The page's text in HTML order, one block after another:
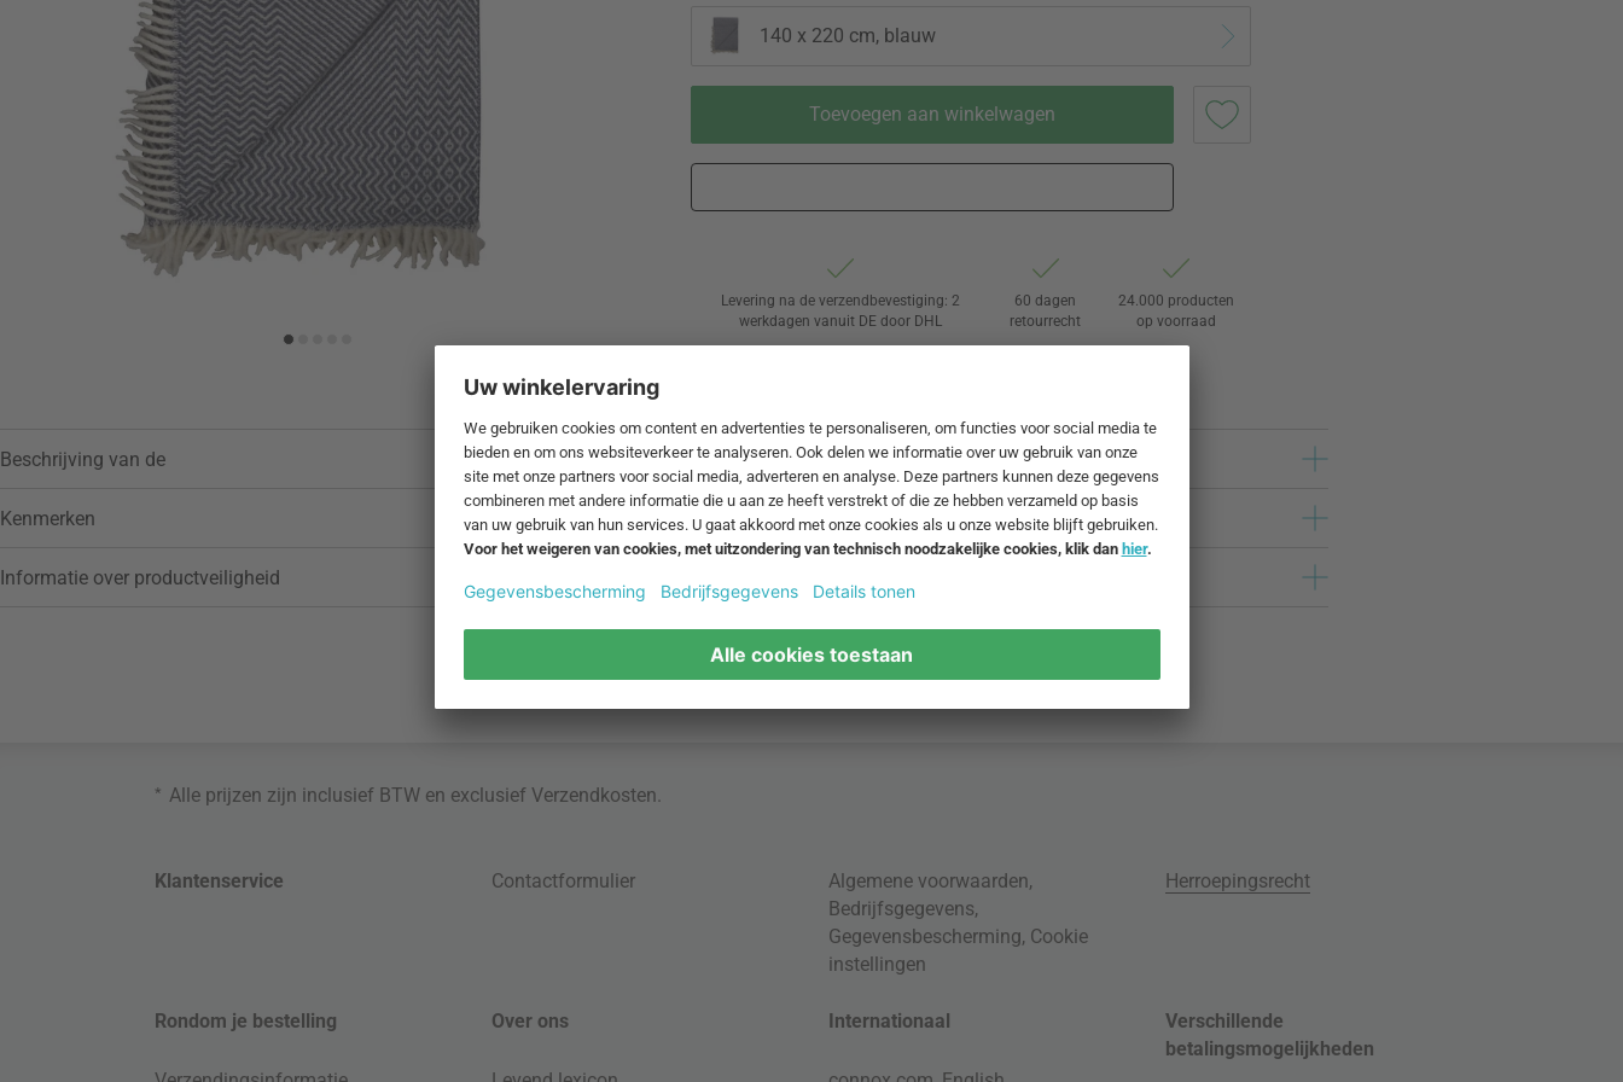
140 x 220 cm, blauw
Toevoegen aan winkelwagen
aan verlanglijstje
Levering na de verzendbevestiging: 2
werkdagen vanuit DE door DHL
60 dagen
retourrecht
24.000 producten
op voorraad
Beschrijving van de
Kenmerken
Informatie over productveiligheid
* Alle prijzen zijn inclusief BTW en exclusiefVerzendkosten.
Klantenservice Contactformulier Algemene voorwaarden,
Bedrijfsgegevens,
Gegevensbescherming, Cookie
instellingen
Herroepingsrecht
Rondom je bestelling Over ons Internationaal
Verschillende
betalingsmogelijkheden